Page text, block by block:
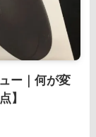
ー｜何が変
】